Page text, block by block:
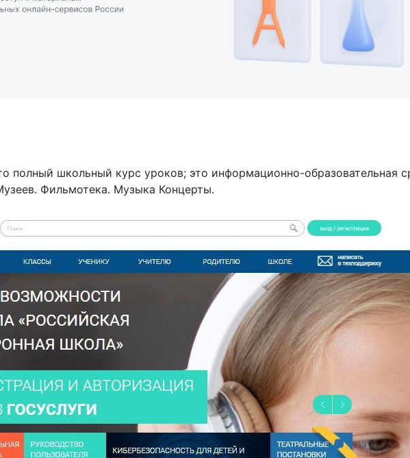
полный школьный курс уроков; это информационно-образовательная
Фильмотека. Музыка Концерты.